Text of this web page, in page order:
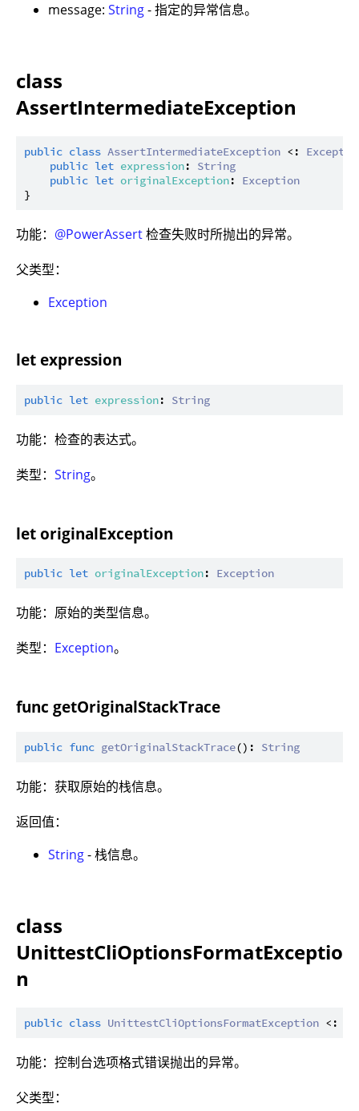
message: String- 指定的异常信息。
class
AssertIntermediateException
public class AssertIntermediateException <:
public let expression: String
public let originalException: Exception
功能： @PowerAssert检查失败时所抛出的异常。
父类型：
Exception
let expression
public let expression: String
功能：检查的表达式。
类型： String。
let originalException
public let originalException: Exception
功能：原始的类型信息。
类型： Exception。
func getOriginalStackTrace
public func getOriginalStackTrace(): String
功能：获取原始的栈信息。
返回值：
String- 栈信息。
class
UnittestCliOptionsFormatExceptio
n
public class UnittestCliOptionsFormatException <:
功能：控制台选项格式错误抛出的异常。
父类型：